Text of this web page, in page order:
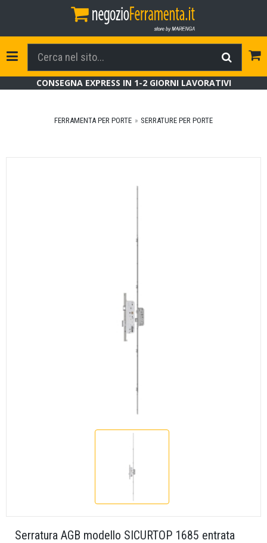
Toggle Navigation
CONSEGNA EXPRESS IN 1-2 GIORNI LAVORATIVI
FERRAMENTA PER PORTE SERRATURE PER PORTE
Serratura AGB modello SICURTOP 1685 entrata